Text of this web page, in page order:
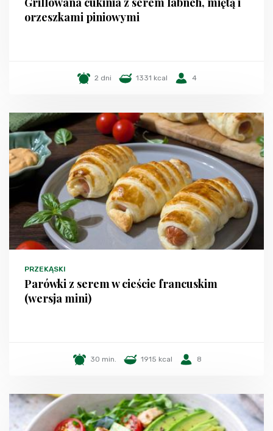
orzeszkami piniowymi
2 dni 1331 kcal 4
PRZEKĄSKI
Parówki z serem w cieście francuskim
(wersja mini)
30 min. 1915 kcal 8